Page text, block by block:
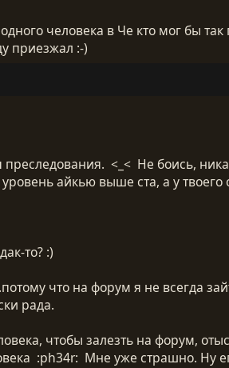
человека в Че кто мог бы
приезжал :-)
<_< Не боись,
айкью выше ста, а у твоего
то? :)
что на форум я не всегда
рада.
чтобы залезть на форум,
:ph34r: Мне уже страшно. Ну